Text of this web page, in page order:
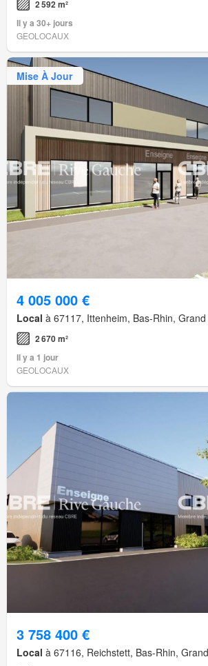
2 592 m²
Il y a 30+ jours
GEOLOCAUX
Mise À Jour
4 005 000 €
Local à 67117, Ittenheim, Bas-Rhin,
2 670 m²
Il y a 1 jour
GEOLOCAUX
3 758 400 €
Local à 67116, Reichstett, Bas-Rhin,